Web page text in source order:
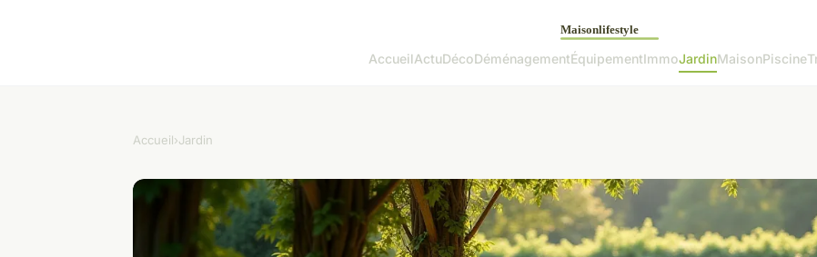
AccueilActuDécoDéménagementÉquipementImmoJardinMaisonPiscine
Accueil›Jardin